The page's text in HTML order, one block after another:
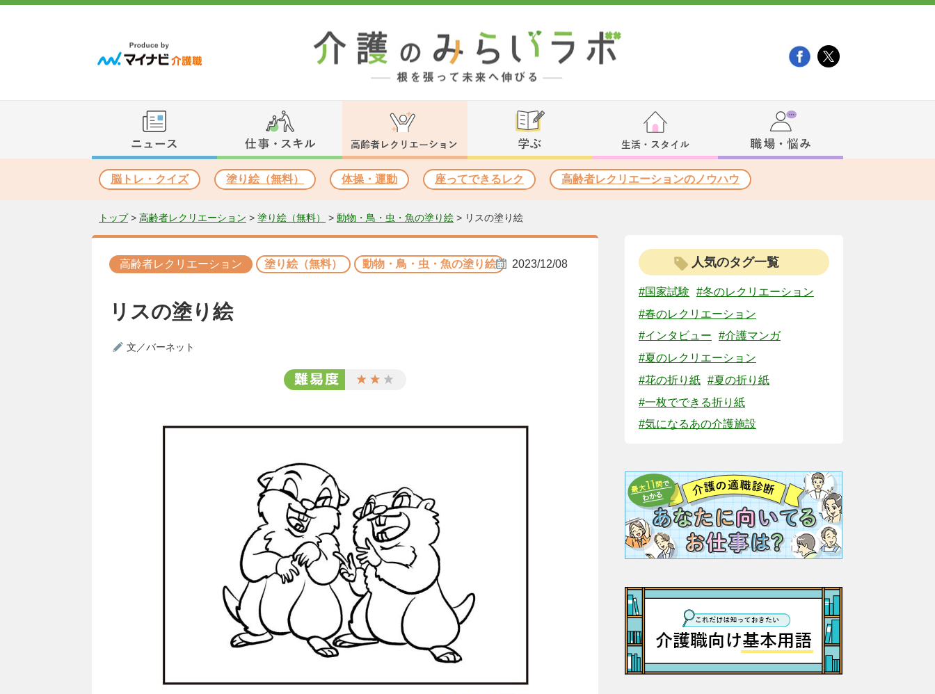
脳トレ・クイズ 塗り絵（無料） 体操・運動 座ってできるレク 高齢者レクリエーションのノウハウ
トップ> 高齢者レクリエーション > 塗り絵（無料） > 動物・鳥・虫・魚の塗り絵 > リスの塗り絵
高齢者レクリエーション 塗り絵（無料） 動物・鳥・虫・魚の塗り絵 2023/12/08
リスの塗り絵
文／バーネット
人気のタグ一覧
#国家試験
#冬のレクリエーション
#春のレクリエーション
#インタビュー
#介護マンガ
#夏のレクリエーション
#花の折り紙 #夏の折り紙
#一枚でできる折り紙
#気になるあの介護施設